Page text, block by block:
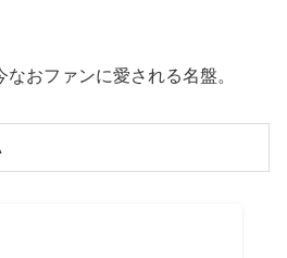
おファンに愛される名盤。